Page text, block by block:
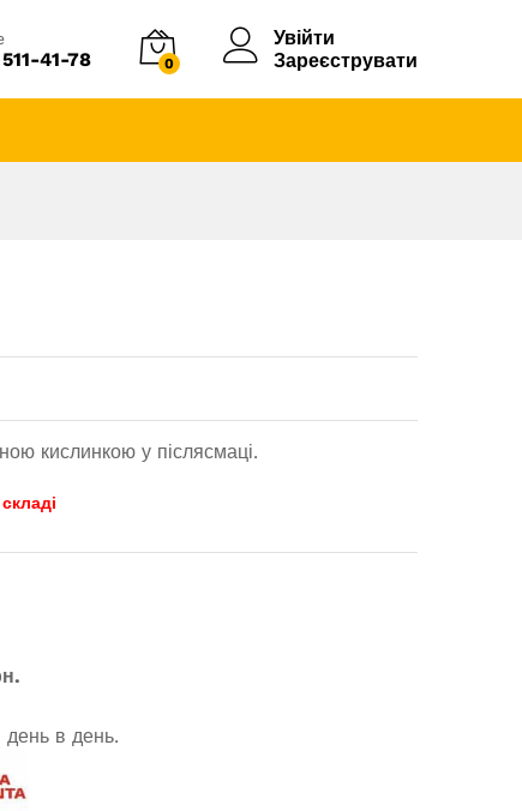
41-78 0
Увійти
Зареєструвати
кислинкою у післясмаці.
в день.